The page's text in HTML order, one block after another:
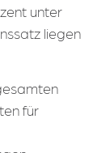
unter
liegen
für